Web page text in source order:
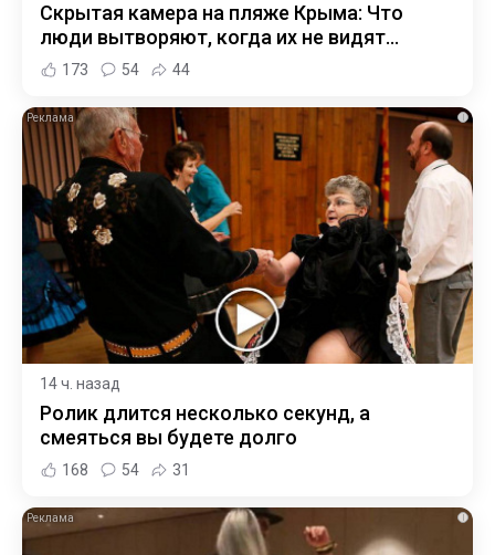
Скрытая камера на пляже Крыма: Что
люди вытворяют, когда их не видят...
173 54 44
i
14 ч. назад
Ролик длится несколько секунд, а
смеяться вы будете долго
168 54 31
i